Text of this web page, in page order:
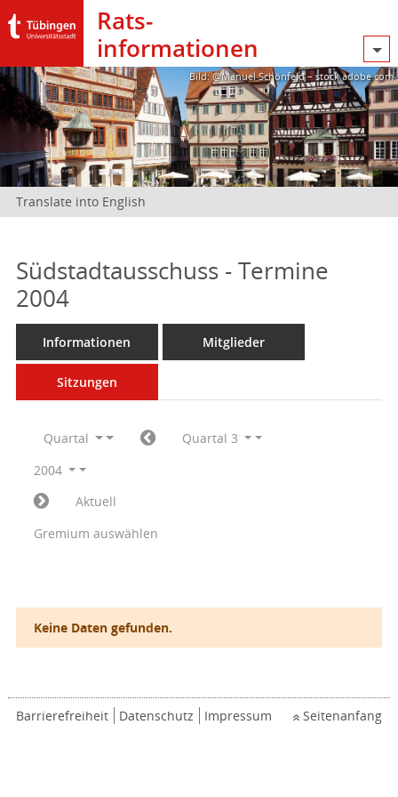
Rats­
informationen
Bild: @Manuel Schönfeld – stock.adobe.com
Translate into English
Südstadtausschuss - Termine
2004
Informationen Mitglieder
Sitzungen
Quartal
Quartal 3
2004
Aktuell
Gremium auswählen
Keine Daten gefunden.
Barrierefreiheit Datenschutz Impressum Seitenanfang